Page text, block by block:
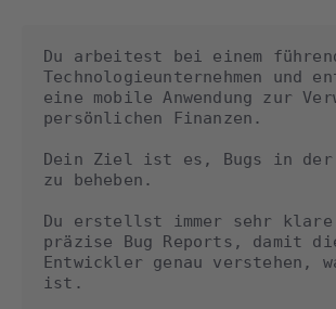
Du arbeitest bei einem
Technologieunternehmen und
eine mobile Anwendung zur
persönlichen Finanzen.
Dein Ziel ist es, Bugs in der
zu beheben.
Du erstellst immer sehr klare
präzise Bug Reports, damit
Entwickler genau verstehen,